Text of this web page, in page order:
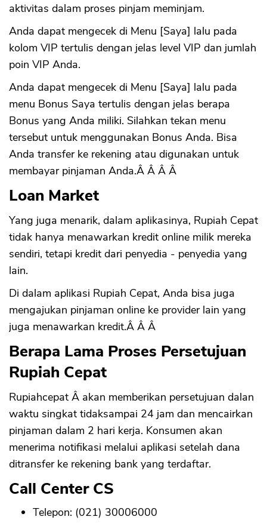
aktivitas dalam proses pinjam meminjam.
Anda dapat mengecek di Menu [Saya] lalu pada
kolom VIP tertulis dengan jelas level VIP dan jumlah
poin VIP Anda.
Anda dapat mengecek di Menu [Saya] lalu pada
menu Bonus Saya tertulis dengan jelas berapa
Bonus yang Anda miliki. Silahkan tekan menu
tersebut untuk menggunakan Bonus Anda. Bisa
Anda transfer ke rekening atau digunakan untuk
membayar pinjaman Anda.Â Â Â Â
Loan Market
Yang juga menarik, dalam aplikasinya, Rupiah Cepat
tidak hanya menawarkan kredit online milik mereka
sendiri, tetapi kredit dari penyedia - penyedia yang
lain.
Di dalam aplikasi Rupiah Cepat, Anda bisa juga
mengajukan pinjaman online ke provider lain yang
juga menawarkan kredit.Â Â Â
Berapa Lama Proses Persetujuan
Rupiah Cepat
Rupiahcepat Â akan memberikan persetujuan dalan
waktu singkat tidaksampai 24 jam dan mencairkan
pinjaman dalam 2 hari kerja. Konsumen akan
menerima notifikasi melalui aplikasi setelah dana
ditransfer ke rekening bank yang terdaftar.
Call Center CS
Telepon: (021) 30006000